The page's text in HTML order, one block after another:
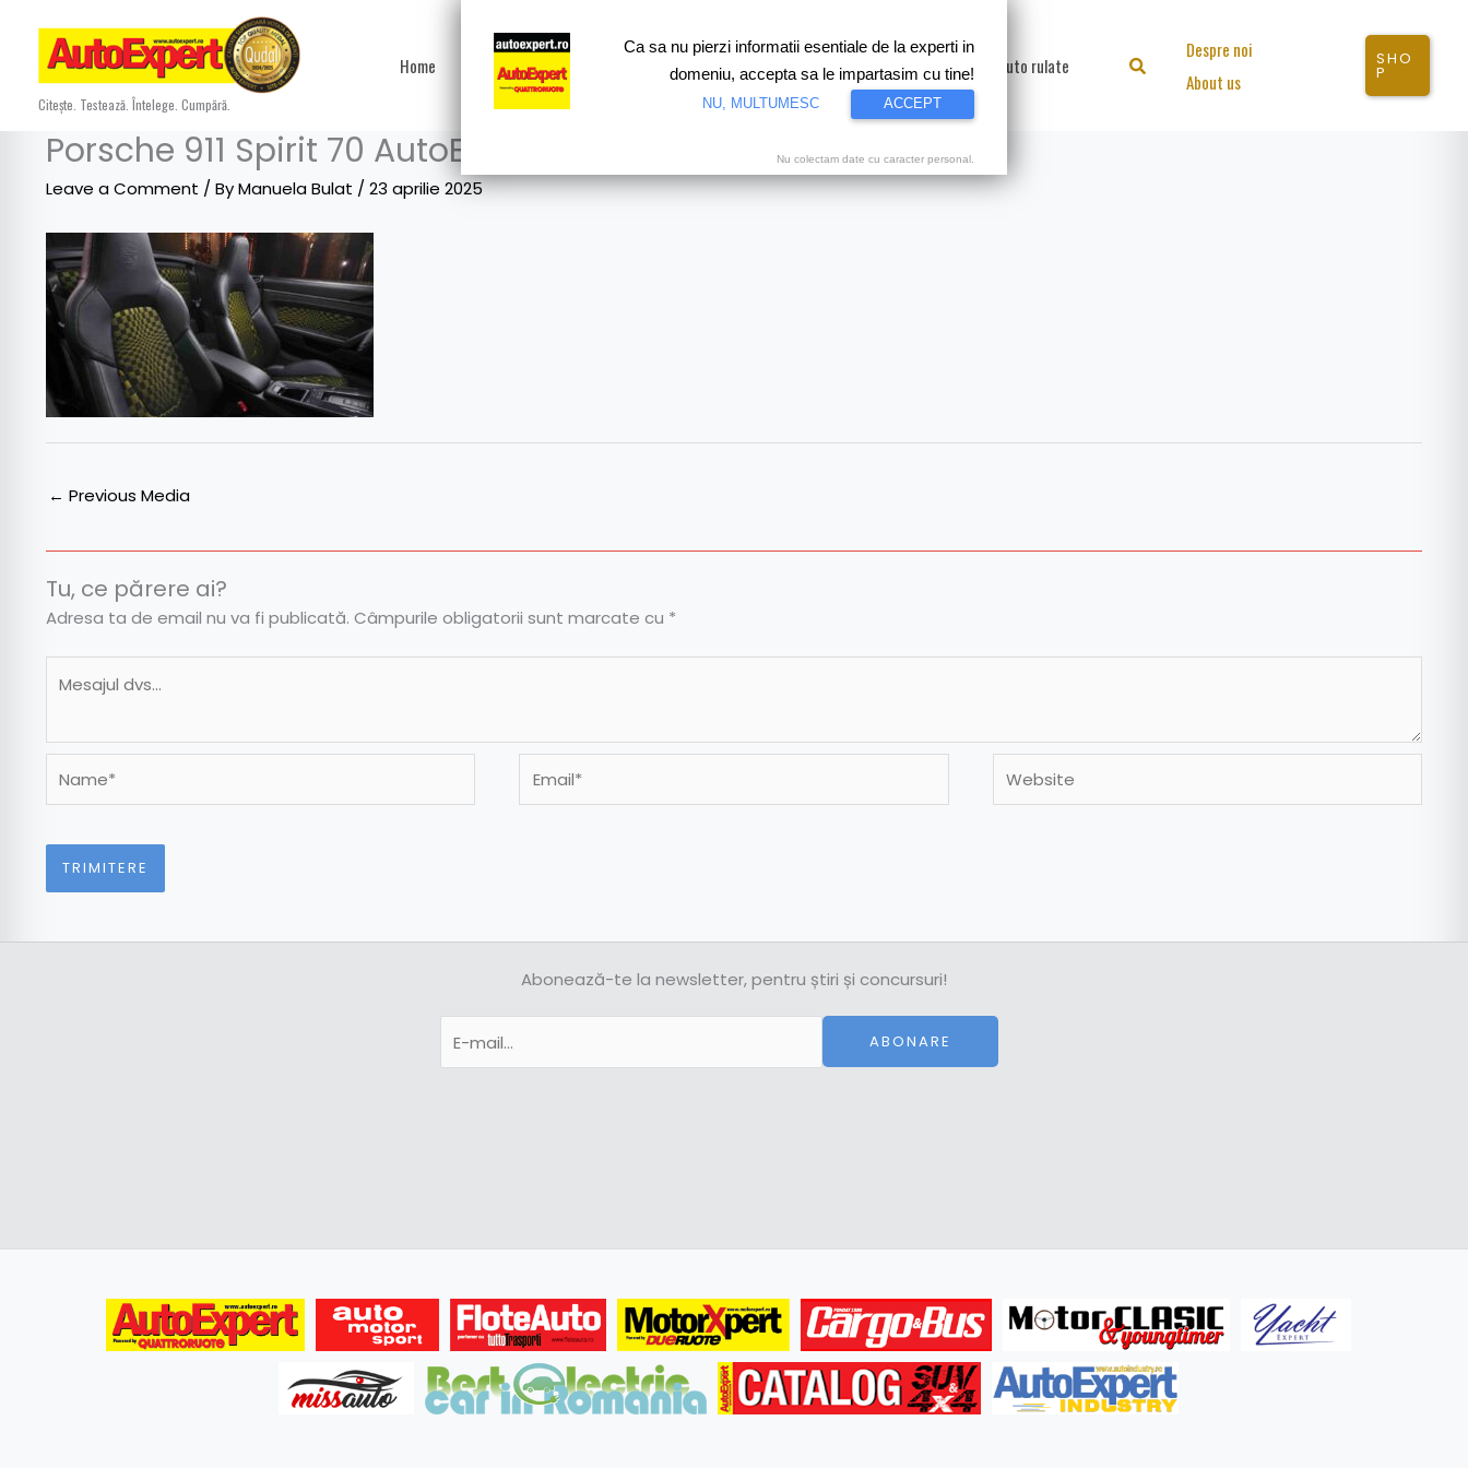
content
Citește. Testează. Întelege. Cumpără.
Home Test drive Motorsport Proiecte speciale Video Auto rulate Search
Despre noi
About us
SHO
P
Porsche 911 Spirit 70 AutoExpert.ro
Leave a Comment / ByManuela Bulat / 23 aprilie 2025
← Previous Media
Tu, ce părere ai?
Adresa ta de email nu va fi publicată. Câmpurile obligatorii sunt marcate cu *
Abonează-te la newsletter, pentru știri și concursuri!
ABONARE
Ca sa nu pierzi informatii esentiale de la experti in
domeniu, accepta sa le impartasim cu tine!
NU, MULTUMESC ACCEPT
Nu colectam date cu caracter personal.